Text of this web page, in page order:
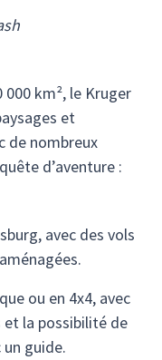
km², le Kruger
et
de nombreux
d’aventure :
avec des vols
ou en 4x4, avec
la possibilité de
guide.